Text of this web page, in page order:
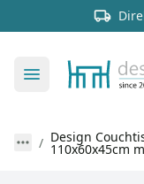
Design
110x60x45cm